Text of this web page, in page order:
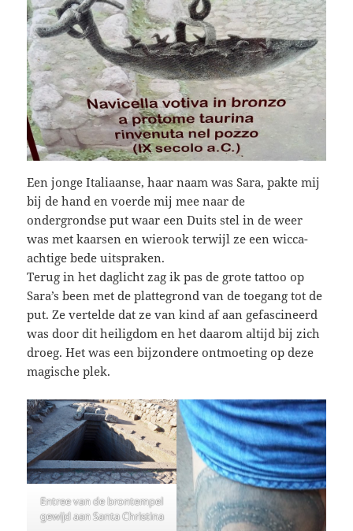
Een jonge Italiaanse, haar naam was Sara, pakte mij
bij de hand en voerde mij mee naar de
ondergrondse put waar een Duits stel in de weer
was met kaarsen en wierook terwijl ze een wicca-
achtige bede uitspraken.
Terug in het daglicht zag ik pas de grote tattoo op
Sara’s been met de plattegrond van de toegang tot de
put. Ze vertelde dat ze van kind af aan gefascineerd
was door dit heiligdom en het daarom altijd bij zich
droeg. Het was een bijzondere ontmoeting op deze
magische plek.
Entree van de brontempel
gewijd aan Santa Christina